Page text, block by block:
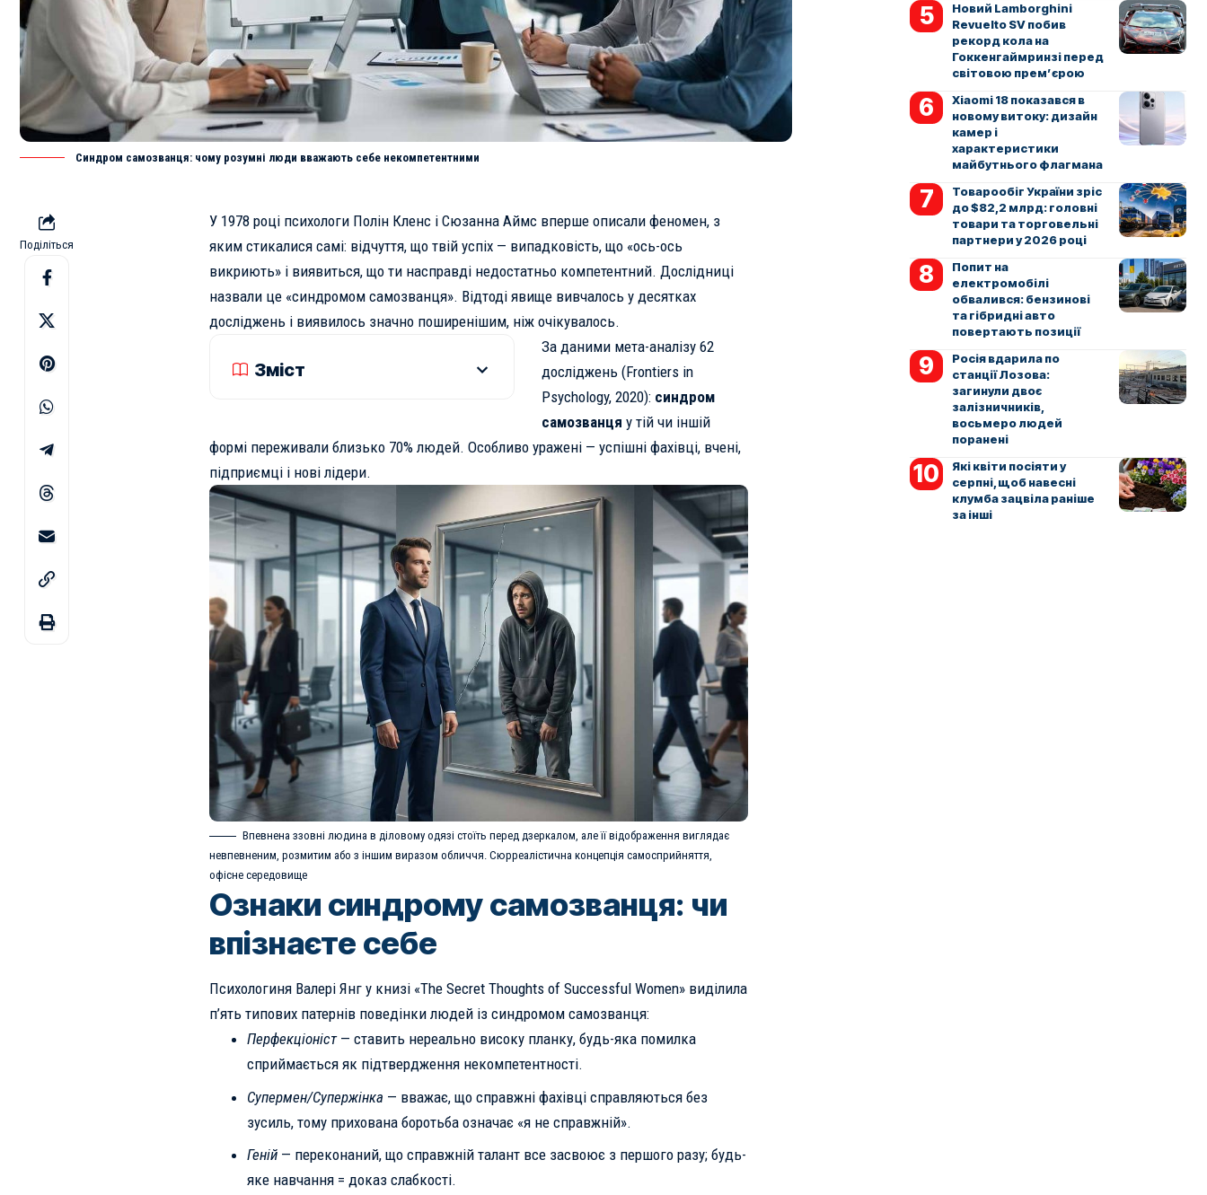
Синдром самозванця: чому розумні люди вважають себе некомпетентними
Поділіться
У 1978 році психологи Полін Кленс і Сюзанна Аймс вперше описали феномен, з
яким стикалися самі: відчуття, що твій успіх — випадковість, що «ось-ось
викриють» і виявиться, що ти насправді недостатньо компетентний. Дослідниці
назвали це «синдромом самозванця». Відтоді явище вивчалось у десятках
досліджень і виявилось значно поширенішим, ніж очікувалось.
Зміст
За даними мета-аналізу 62
досліджень (Frontiers in
Psychology, 2020): синдром
самозванця у тій чи іншій
формі переживали близько 70% людей. Особливо уражені — успішні фахівці, вчені,
підприємці і нові лідери.
Впевнена ззовні людина в діловому одязі стоїть перед дзеркалом, але її відображення виглядає
невпевненим, розмитим або з іншим виразом обличчя. Сюрреалістична концепція самосприйняття,
офісне середовище
Ознаки синдрому самозванця: чи
впізнаєте себе
Психологиня Валері Янг у книзі «The Secret Thoughts of Successful Women» виділила
п’ять типових патернів поведінки людей із синдромом самозванця:
Перфекціоніст— ставить нереально високу планку, будь-яка помилка
сприймається як підтвердження некомпетентності.
Супермен/Супержінка — вважає, що справжні фахівці справляються без
зусиль, тому прихована боротьба означає «я не справжній».
Геній — переконаний, що справжній талант все засвоює з першого разу; будь-
яке навчання = доказ слабкості.
Новий Lamborghini
Revuelto SV побив
рекорд кола на
Гоккенгаймринзі перед
світовою прем’єрою
Xiaomi 18 показався в
новому витоку: дизайн
камер і
характеристики
майбутнього флагмана
Товарообіг України зріс
до $82,2 млрд: головні
товари та торговельні
партнери у 2026 році
Попит на
електромобілі
обвалився: бензинові
та гібридні авто
повертають позиції
Росія вдарила по
станції Лозова:
загинули двоє
залізничників,
восьмеро людей
поранені
Які квіти посіяти у
серпні, щоб навесні
клумба зацвіла раніше
за інші